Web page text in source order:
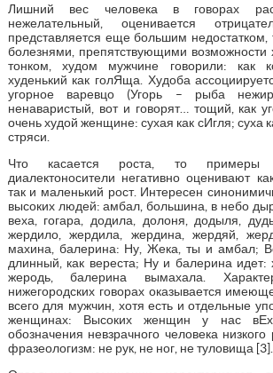
Лишний вес человека в говорах
нежелательный, оценивается
представляется еще большим недостатком,
болезнями, препятствующими возможности
тонком, худом мужчине говорили: как
худенький как голЯща. Худоба
угорное варевцо (Угорь – рыба
ненаваристый, вот и говорят… тощий, как
очень худой женщине: сухая как сИгля; суха
стряси.
Что касается роста, то примеры
диалектоносители негативно оценивают
так и маленький рост. Интересен
высоких людей: амбал, большина, в небо
веха, гогара, додила, долоня, додыля,
жердило, жердила, жердина, жердяй,
махина, балерина: Ну, Жека, ты и амбал;
длинный, как вереста; Ну и балерина идет:
жеродь, балерина вымахала.
нижегородских говорах оказывается
всего для мужчин, хотя есть и отдельные
женщинах: Высоких женщин у нас
обозначения невзрачного человека низкого
фразеологизм: не рук, не ног, не туловища [3].